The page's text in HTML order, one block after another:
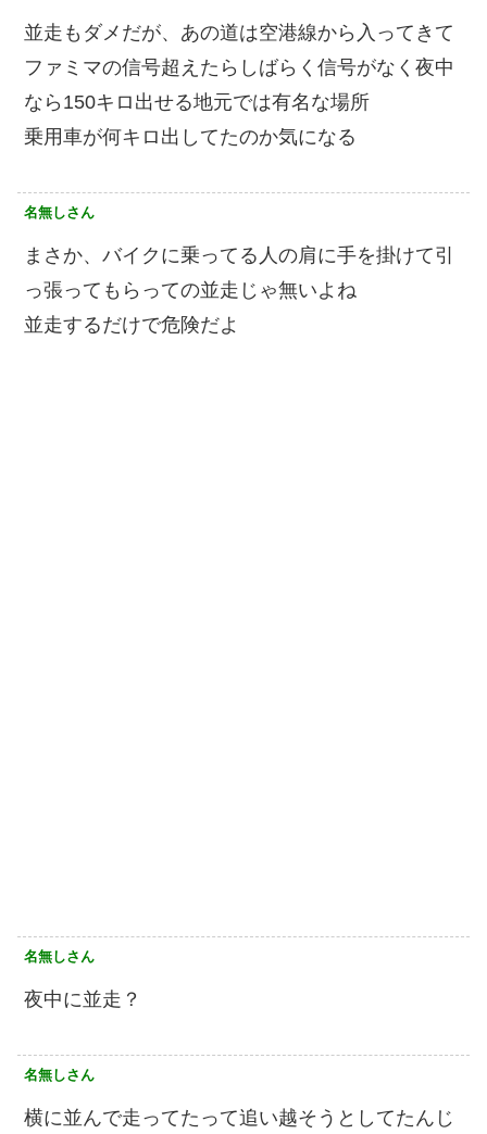
並走もダメだが、あの道は空港線から入ってきて
ファミマの信号超えたらしばらく信号がなく夜中
なら150キロ出せる地元では有名な場所
乗用車が何キロ出してたのか気になる
名無しさん
まさか、バイクに乗ってる人の肩に手を掛けて引
っ張ってもらっての並走じゃ無いよね
並走するだけで危険だよ
名無しさん
夜中に並走？
名無しさん
横に並んで走ってたって追い越そうとしてたんじ